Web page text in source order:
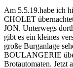
Am 5.5.19.habe ich
CHOLET
JON. Unterwegs
gibt es ein kleines
große Burganlage
BOULANGERIE
Brotautomaten.